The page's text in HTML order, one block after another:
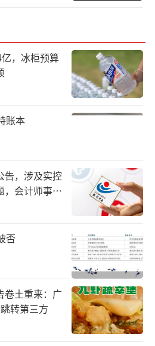
查验出入境交通运输工
、辆）次，较去年同期增
据来看，来自Alipay+跨境
显示，今年“五一”相比
用家乡钱包的消费金额和
疆、福建、江苏、四川等
数据报告，今年内地居民
数同比增长37%。中国港
区增速较快，成为热门出
外国人来华、港人北上同
卡数据显示，今年“五
户在境内消费笔数、金额
，冰柜预算
账本
告，涉及实控
，会计师事务
否
卷土重来：广
转第三方